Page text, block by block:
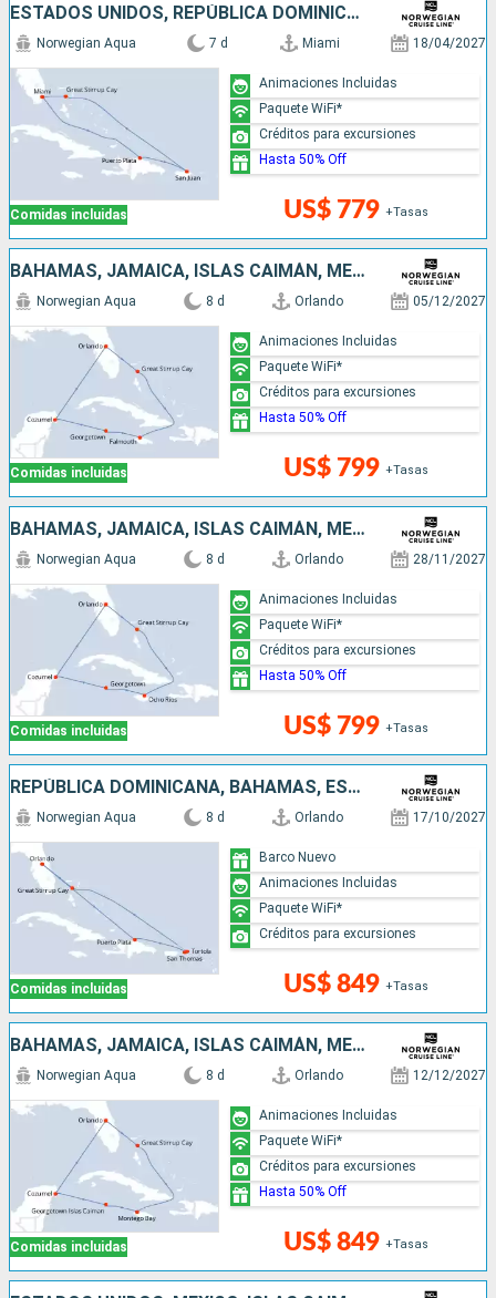
ESTADOS UNIDOS, REPÚBLICA DOMINICANA, PUERTO RICO, BAHAMAS
Comidas incluidas
Norwegian Aqua 7 d Miami 18/04/2027
US$ 779 +Tasas
Animaciones Incluidas
Paquete WiFi*
Créditos para excursiones
Hasta 50% Off
BAHAMAS, JAMAICA, ISLAS CAIMÁN, MÉXICO, ESTADOS UNIDOS
Comidas incluidas
Norwegian Aqua 8 d Orlando 05/12/2027
US$ 799 +Tasas
Animaciones Incluidas
Paquete WiFi*
Créditos para excursiones
Hasta 50% Off
BAHAMAS, JAMAICA, ISLAS CAIMÁN, MÉXICO, ESTADOS UNIDOS
Comidas incluidas
Norwegian Aqua 8 d Orlando 28/11/2027
US$ 799 +Tasas
Animaciones Incluidas
Paquete WiFi*
Créditos para excursiones
Hasta 50% Off
REPÚBLICA DOMINICANA, BAHAMAS, ESTADOS UNIDOS
Comidas incluidas
Norwegian Aqua 8 d Orlando 17/10/2027
US$ 849 +Tasas
Barco Nuevo
Animaciones Incluidas
Paquete WiFi*
Créditos para excursiones
BAHAMAS, JAMAICA, ISLAS CAIMÁN, MÉXICO, ESTADOS UNIDOS
Comidas incluidas
Norwegian Aqua 8 d Orlando 12/12/2027
US$ 849 +Tasas
Animaciones Incluidas
Paquete WiFi*
Créditos para excursiones
Hasta 50% Off